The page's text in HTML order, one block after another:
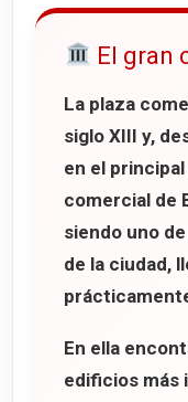
El gran
La plaza
siglo XIII y,
en el
comercial de
siendo uno
de la ciudad,
En ella
edificios más